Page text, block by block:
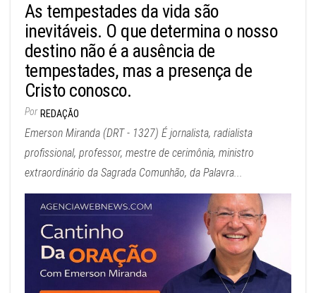
As tempestades da vida são
inevitáveis. O que determina o nosso
destino não é a ausência de
tempestades, mas a presença de
Cristo conosco.
Por REDAÇÃO
Emerson Miranda (DRT - 1327) É jornalista, radialista
profissional, professor, mestre de cerimônia, ministro
extraordinário da Sagrada Comunhão, da Palavra...